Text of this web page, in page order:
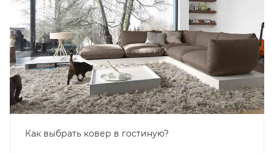
Как выбрать ковер в гостиную?